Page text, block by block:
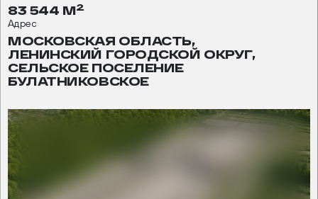
83 544 М2
Адрес
МОСКОВСКАЯ ОБЛАСТЬ,
ЛЕНИНСКИЙ ГОРОДСКОЙ ОКРУГ,
СЕЛЬСКОЕ ПОСЕЛЕНИЕ
БУЛАТНИКОВСКОЕ